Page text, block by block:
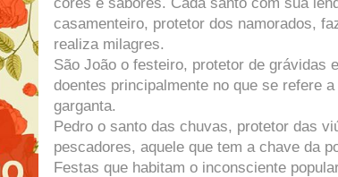
casamenteiro, protetor dos namorados,
realiza milagres.
São João o festeiro, protetor de grávidas
doentes principalmente no que se refere
garganta.
Pedro o santo das chuvas, protetor das
pescadores, aquele que tem a chave da
Festas que habitam o inconsciente